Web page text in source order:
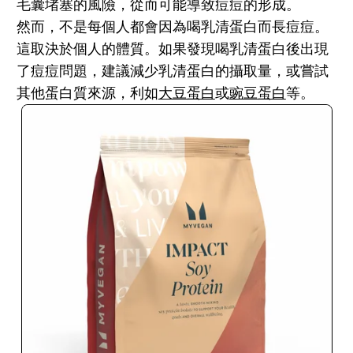
毛囊堵塞的風險，從而可能導致痘痘的形成。
然而，不是每個人都會因為喝乳清蛋白而長痘痘。
這取決於個人的體質。如果發現喝乳清蛋白後出現
了痘痘問題，建議減少乳清蛋白的攝取量，或嘗試
其他蛋白質來源，利如大豆蛋白或豌豆蛋白等。